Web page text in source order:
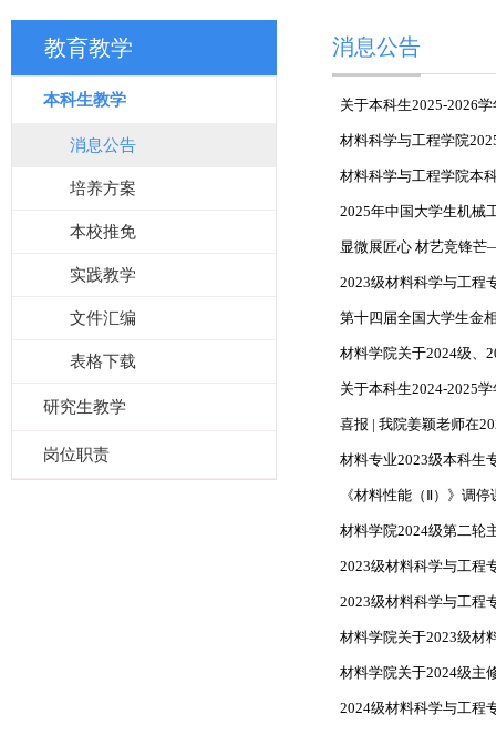
教育教学
本科生教学
消息公告
培养方案
本校推免
实践教学
文件汇编
表格下载
研究生教学
岗位职责
消息公告
关于本科生2025-2026
材料科学与工程学院
材料科学与工程学院本
2025年中国大学生机械
显微展匠心 材艺竞锋
2023级材料科学与工程
第十四届全国大学生金
材料学院关于2024级、
关于本科生2024-2025
喜报 | 我院姜颖老师在
材料专业2023级本科生
《材料性能（Ⅱ）》调停
材料学院2024级第二轮
2023级材料科学与工程
2023级材料科学与工程
材料学院关于2023级材
材料学院关于2024级主
2024级材料科学与工程